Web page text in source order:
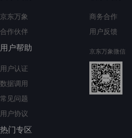
京东万象
合作伙伴
用户帮助
用户认证
数据调用
常见问题
用户协议
热门专区
商务合作
用户反馈
京东万象微信